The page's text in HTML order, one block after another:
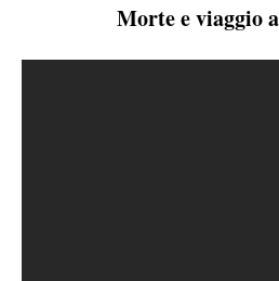
Morte e viaggio